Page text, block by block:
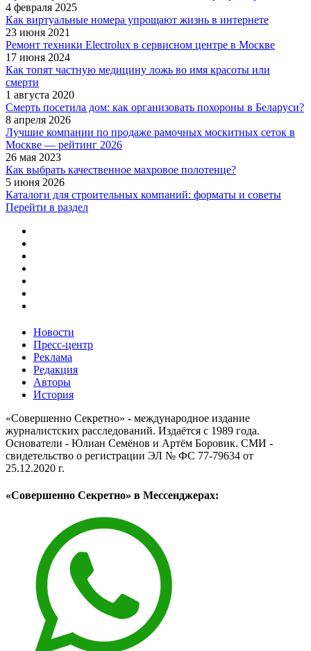
4 февраля 2025
Как виртуальные номера упрощают жизнь в интернете
23 июня 2021
Ремонт техники Electrolux в сервисном центре в Москве
17 июня 2024
Как топят частную медицину ложь во имя красоты или
смерти
1 августа 2020
Смерть посетила дом: как организовать похороны в Беларуси?
8 апреля 2026
Лучшие компании по продаже рамочных москитных сеток в
Москве — рейтинг 2026
26 мая 2023
Как выбрать качественное махровое полотенце?
5 июня 2026
Каталоги для строительных компаний: форматы и советы
Перейти в раздел
Новости
Пресс-центр
Реклама
Редакция
Авторы
История
«Совершенно Секретно» - международное издание
журналистских расследований. Издаётся с 1989 года.
Основатели - Юлиан Семёнов и Артём Боровик. CМИ -
свидетельство о регистрации ЭЛ № ФС 77-79634 от
25.12.2020 г.
«Совершенно Секретно» в Мессенджерах: